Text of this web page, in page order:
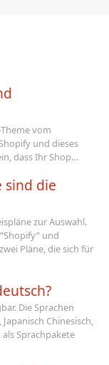
vom
und dieses
dass Ihr Shop…
sind die
zur Auswahl.
und
Pläne, die sich für
Die Sprachen
Chinesisch,
Sprachpakete